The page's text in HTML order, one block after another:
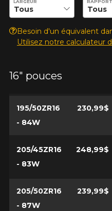
LARGEUR RAPPORT
Besoin d'un équivalent
Utilisez notre calculateur
16" pouces
195/50ZR16
- 84W
230,99$
205/45ZR16
- 83W
248,99$
205/50ZR16
- 87W
239,99$
d'équipement pour votre